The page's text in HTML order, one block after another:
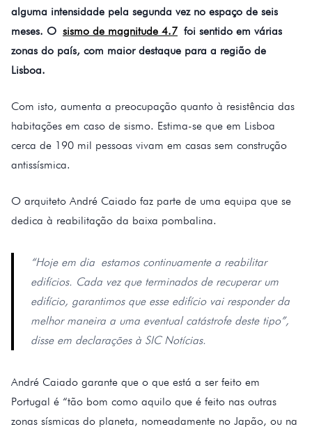
alguma intensidade pela segunda vez no espaço de seis
meses. O sismo de magnitude 4.7foi sentido em várias
zonas do país, com maior destaque para a região de
Lisboa.
Com isto, aumenta a preocupação quanto à resistência das
habitações em caso de sismo. Estima-se que em Lisboa
cerca de 190 mil pessoas vivam em casas sem construção
antissísmica.
O arquiteto André Caiado faz parte de uma equipa que se
dedica à reabilitação da baixa pombalina.
“Hoje em dia estamos continuamente a reabilitar
edifícios. Cada vez que terminados de recuperar um
edifício, garantimos que esse edifício vai responder da
melhor maneira a uma eventual catástrofe deste tipo”,
disse em declarações à SIC Notícias.
André Caiado garante que o que está a ser feito em
Portugal é “tão bom como aquilo que é feito nas outras
zonas sísmicas do planeta, nomeadamente no Japão, ou na